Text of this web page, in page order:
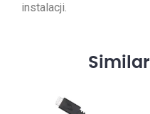
instalacji.
Similar